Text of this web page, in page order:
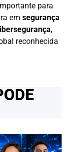
para
em segurança
,
reconhecida